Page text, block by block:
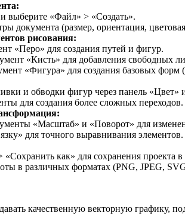
выберите «Файл» > «Создать».
документа (размер, ориентация,
рисования:
«Перо» для создания путей и фигур.
«Кисть» для добавления свободных
«Фигура» для создания базовых форм
и обводки фигур через панель «Цвет»
для создания более сложных переходов.
«Масштаб» и «Поворот» для
для точного выравнивания элементов.
как» для сохранения проекта в
в различных форматах (PNG, JPEG,
качественную векторную графику,